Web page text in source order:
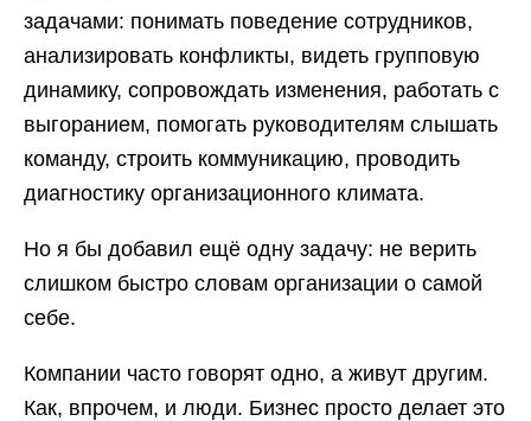
задачами: понимать поведение сотрудников,
анализировать конфликты, видеть групповую
динамику, сопровождать изменения, работать с
выгоранием, помогать руководителям слышать
команду, строить коммуникацию, проводить
диагностику организационного климата.
Но я бы добавил ещё одну задачу: не верить
слишком быстро словам организации о самой
себе.
Компании часто говорят одно, а живут другим.
Как, впрочем, и люди. Бизнес просто делает это